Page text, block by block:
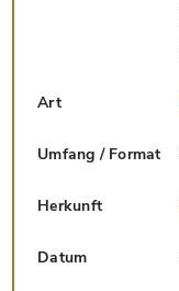
Art
Umfang / Format
Herkunft
Datum